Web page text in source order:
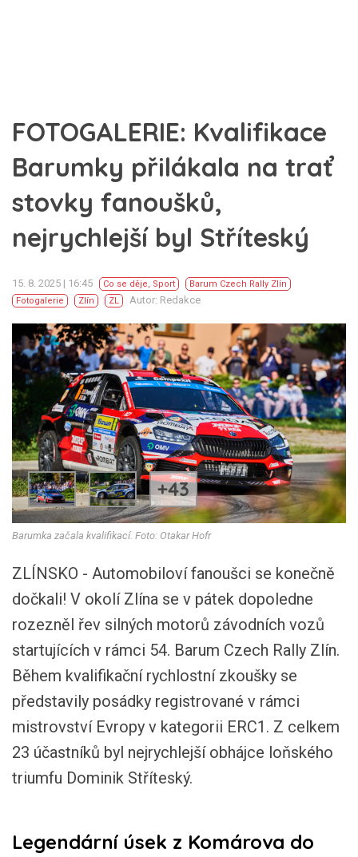
FOTOGALERIE: Kvalifikace
Barumky přilákala na trať
stovky fanoušků,
nejrychlejší byl Stříteský
15. 8. 2025 | 16:45 Co se děje, Sport
Barum Czech Rally Zlín
Fotogalerie
Zlín ZL Autor: Redakce
+43
Barumka začala kvalifikací. Foto: Otakar Hofr
ZLÍNSKO - Automobiloví fanoušci se konečně
dočkali! V okolí Zlína se v pátek dopoledne
rozezněl řev silných motorů závodních vozů
startujících v rámci 54. Barum Czech Rally Zlín.
Během kvalifikační rychlostní zkoušky se
představily posádky registrované v rámci
mistrovství Evropy v kategorii ERC1. Z celkem
23 účastníků byl nejrychlejší obhájce loňského
triumfu Dominik Stříteský.
Legendární úsek z Komárova do